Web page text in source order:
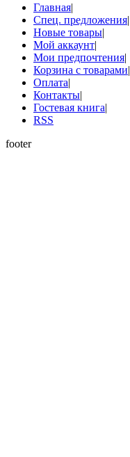
Главная|
Спец. предложения|
Новые товары|
Мой аккаунт|
Мои предпочтения|
Корзина с товарами|
Оплата|
Контакты|
Гостевая книга|
RSS
footer